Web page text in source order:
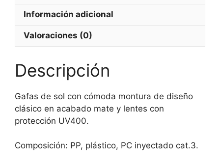
Información adicional
Valoraciones (0)
Descripción
Gafas de sol con cómoda montura de diseño
clásico en acabado mate y lentes con
protección UV400.
Composición: PP, plástico, PC inyectado cat.3.